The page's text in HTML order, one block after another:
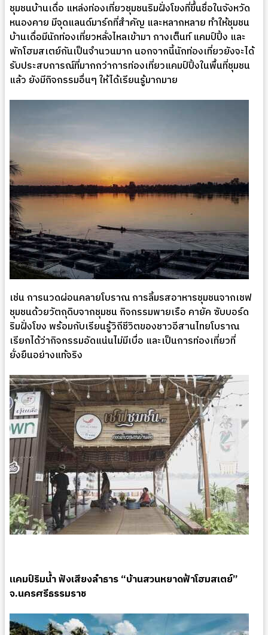
ชุมชนบ้านเดื่อ แหล่งท่องเที่ยวชุมชนริมฝั่งโขงที่ขึ้นชื่อในจังหวัด
หนองคาย มีจุดแลนด์มาร์กที่สำคัญ และหลากหลาย ทำให้ชุมชน
บ้านเดื่อมีนักท่องเที่ยวหลั่งไหลเข้ามา กางเต็นท์ แคมป์ปิ้ง และ
พักโฮมสเตย์กันเป็นจำนวนมาก นอกจากนี้นักท่องเที่ยวยังจะได้
รับประสบการณ์ที่มากกว่าการท่องเที่ยวแคมป์ปิ้งในพื้นที่ชุมชน
แล้ว ยังมีกิจกรรมอื่นๆ ให้ได้เรียนรู้มากมาย
เช่น การนวดผ่อนคลายโบราณ การลิ้มรสอาหารชุมชนจากเชฟ
ชุมชนด้วยวัตถุดิบจากชุมชน กิจกรรมพายเรือ คายัค ซับบอร์ด
ริมฝั่งโขง พร้อมกับเรียนรู้วิถีชีวิตของชาวอีสานไทยโบราณ
เรียกได้ว่ากิจกรรมอัดแน่นไม่มีเบื่อ และเป็นการท่องเที่ยวที่
ยั่งยืนอย่างแท้จริง
แคมป์ริมน้ำ ฟังเสียงลำธาร “บ้านสวนหยาดฟ้าโฮมสเตย์”
จ.นครศรีธรรมราช